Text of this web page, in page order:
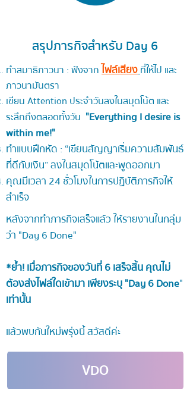
สรุปภารกิจสำหรับ Day 6
ทำสมาธิภาวนา : ฟังจากไฟล์เสียงที่ให้ไป และ
ภาวนามันตรา
เขียน Attention ประจำวันลงในสมุดโน้ต และ
ระลึกถึงตลอดทั้งวัน "Everything I desire is
within me!"
ทำแบบฝึกหัด : “เขียนสัญญาเริ่มความสัมพันธ์
ที่ดีกับเงิน” ลงในสมุดโน้ตและพูดออกมา
คุณมีเวลา 24 ชั่วโมงในการปฏิบัติภารกิจให้
สำเร็จ
หลังจากทำภารกิจเสร็จแล้ว ให้รายงานในกลุ่ม
ว่า "Day 6 Done"
*ย้ำ! เมื่อภารกิจของวันที่ 6 เสร็จสิ้น คุณไม่
ต้องส่งไฟล์ใดเข้ามา เพียงระบุ"Day 6 Done"
เท่านั้น
แล้วพบกันใหม่พรุ่งนี้ สวัสดีค่ะ
VDO